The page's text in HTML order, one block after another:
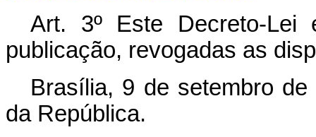
Art. 3º Este Decreto-
publicação, revogadas as
Brasília, 9 de setembro de
da República.